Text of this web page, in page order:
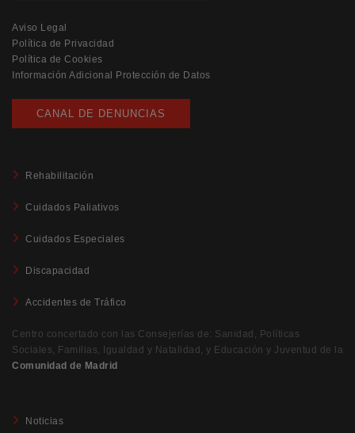
Aviso Legal
Política de Privacidad
Política de Cookies
Información Adicional Protección de Datos
CANAL DE DENUNCIAS
Rehabilitación
Cuidados Paliativos
Cuidados Especiales
Discapacidad
Accidentes de Tráfico
Centro concertado con las Consejerías de: Sanidad, Políticas
Sociales, Familias, Igualdad y Natalidad, y Educación y Juventud de la
Comunidad de Madrid
Noticias